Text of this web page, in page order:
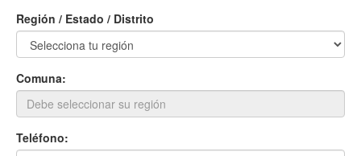
Región / Estado / Distrito
Comuna:
Teléfono: